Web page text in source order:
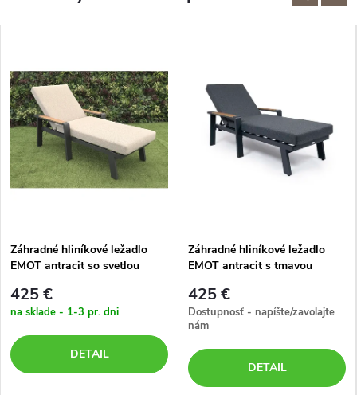
Záhradné hliníkové ležadlo
EMOT antracit so svetlou
425 €
na sklade - 1-3 pr. dni
DETAIL
Záhradné hliníkové ležadlo
EMOT antracit s tmavou
425 €
Dostupnosť - napíšte/zavolajte
nám
DETAIL